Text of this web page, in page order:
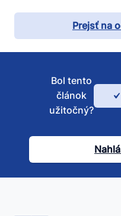
Prejsť na
Bol tento
článok
užitočný?